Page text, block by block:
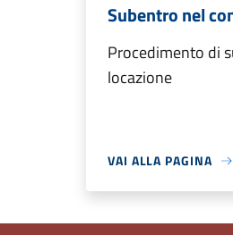
Subentro nel
Procedimento di
locazione
VAI ALLA PAGINA